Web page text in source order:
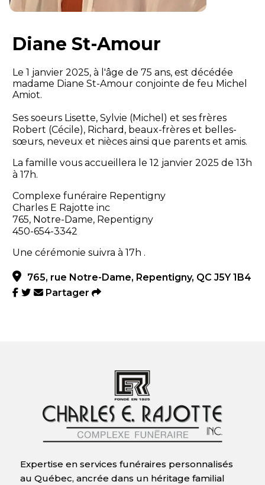
Diane St-Amour
Le 1 janvier 2025, à l'âge de 75 ans, est décédée
madame Diane St-Amour conjointe de feu Michel
Amiot.
Ses soeurs Lisette, Sylvie (Michel) et ses frères
Robert (Cécile), Richard, beaux-frères et belles-
sœurs, neveux et nièces ainsi que parents et amis.
La famille vous accueillera le 12 janvier 2025 de 13h
à 17h.
Complexe funéraire Repentigny
Charles E Rajotte inc
765, Notre-Dame, Repentigny
450-654-3342
Une cérémonie suivra à 17h .
765, rue Notre-Dame, Repentigny, QC J5Y 1B4
Partager
Expertise en services funéraires personnalisés
au Québec, ancrée dans un héritage familial